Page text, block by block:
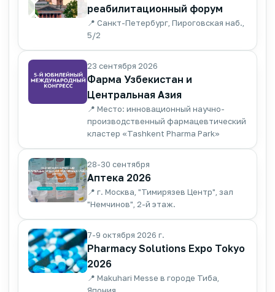
реабилитационный форум
📍 Санкт-Петербург, Пироговская наб.,
5/2
23 сентября 2026
Фарма Узбекистан и
Центральная Азия
📍 Место: инновационный научно-
производственный фармацевтический
кластер «Tashkent Pharma Park»
28-30 сентября
Аптека 2026
📍 г. Москва, "Тимирязев Центр", зал
"Немчинов", 2-й этаж.
7-9 октября 2026 г.
Pharmacy Solutions Expo Tokyo
2026
📍 Makuhari Messe в городе Тиба,
Япония